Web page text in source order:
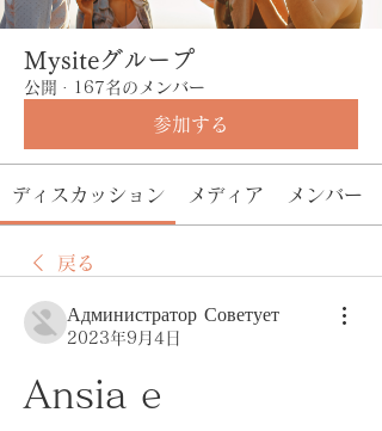
Mysiteグループ
公開 · 167名のメンバー
参加する
ディスカッション メディア メンバー
戻る
Администратор Советует
2023年9月4日
Ansia e